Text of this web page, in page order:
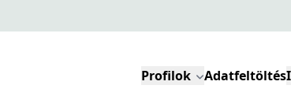
Profilok Adatfeltöltés